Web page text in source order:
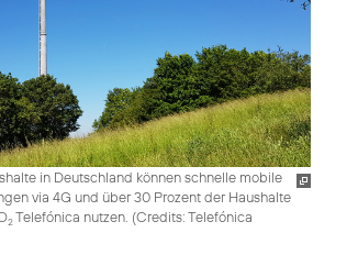
in Deutschland können schnelle mobile
via 4G und über 30 Prozent der Haushalte
2Telefónica nutzen. (Credits: Telefónica